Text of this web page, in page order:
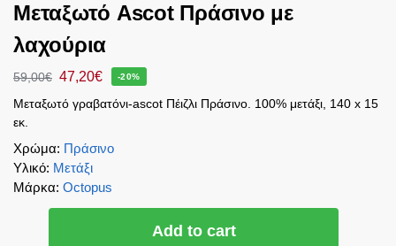
Μεταξωτό Ascot Πράσινο με
λαχούρια
59,00€ 47,20€ -20%
Μεταξωτό γραβατόνι-ascot Πέιζλι Πράσινο. 100% μετάξι, 140 x 15
εκ.
Χρώμα: Πράσινο
Υλικό: Μετάξι
Μάρκα: Octopus
Add to cart